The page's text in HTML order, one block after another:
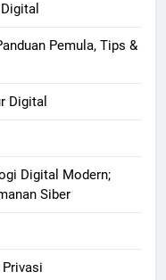
Pemula, Tips &
Digital
Digital Modern;
Siber